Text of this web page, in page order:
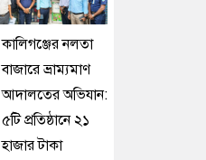
কালিগঞ্জের নলতা
বাজারে ভ্রাম্যমাণ
আদালতের অভিযান:
৫টি প্রতিষ্ঠানে ২১
হাজার টাকা